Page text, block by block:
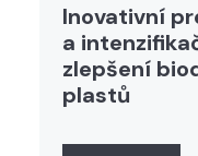
Inovativní
a
zlepšení
plastů